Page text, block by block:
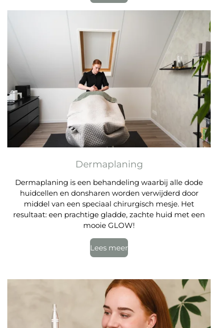
Dermaplaning
Dermaplaning is een behandeling waarbij alle dode
huidcellen en donsharen worden verwijderd door
middel van een speciaal chirurgisch mesje. Het
resultaat: een prachtige gladde, zachte huid met een
mooie GLOW!
Lees meer